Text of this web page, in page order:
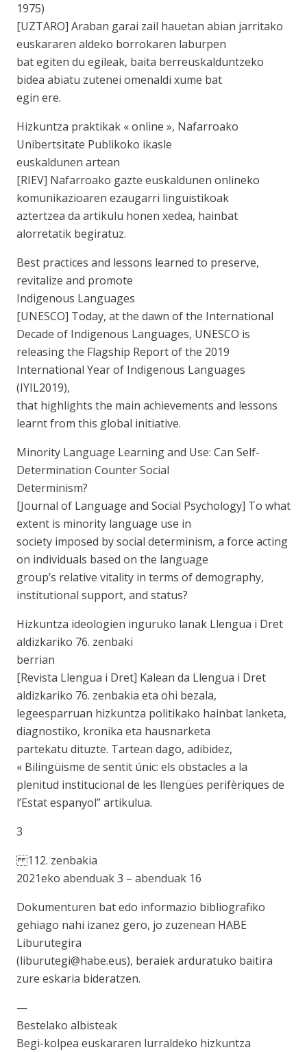
1975)
[UZTARO] Araban garai zail hauetan abian jarritako
euskararen aldeko borrokaren laburpen
bat egiten du egileak, baita berreuskalduntzeko
bidea abiatu zutenei omenaldi xume bat
egin ere.
Hizkuntza praktikak « online », Nafarroako
Unibertsitate Publikoko ikasle
euskaldunen artean
[RIEV] Nafarroako gazte euskaldunen onlineko
komunikazioaren ezaugarri linguistikoak
aztertzea da artikulu honen xedea, hainbat
alorretatik begiratuz.
Best practices and lessons learned to preserve,
revitalize and promote
Indigenous Languages
[UNESCO] Today, at the dawn of the International
Decade of Indigenous Languages, UNESCO is
releasing the Flagship Report of the 2019
International Year of Indigenous Languages
(IYIL2019),
that highlights the main achievements and lessons
learnt from this global initiative.
Minority Language Learning and Use: Can Self-
Determination Counter Social
Determinism?
[Journal of Language and Social Psychology] To what
extent is minority language use in
society imposed by social determinism, a force acting
on individuals based on the language
group’s relative vitality in terms of demography,
institutional support, and status?
Hizkuntza ideologien inguruko lanak Llengua i Dret
aldizkariko 76. zenbaki
berrian
[Revista Llengua i Dret] Kalean da Llengua i Dret
aldizkariko 76. zenbakia eta ohi bezala,
legeesparruan hizkuntza politikako hainbat lanketa,
diagnostiko, kronika eta hausnarketa
partekatu dituzte. Tartean dago, adibidez,
« Bilingüisme de sentit únic: els obstacles a la
plenitud institucional de les llengües perifèriques de
l’Estat espanyol” artikulua.
3
112. zenbakia
2021eko abenduak 3 – abenduak 16
Dokumenturen bat edo informazio bibliografiko
gehiago nahi izanez gero, jo zuzenean HABE
Liburutegira
(liburutegi@habe.eus), beraiek arduratuko baitira
zure eskaria bideratzen.
—
Bestelako albisteak
Begi-kolpea euskararen lurraldeko hizkuntza